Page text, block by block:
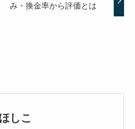
み・換金率から評価とは
しこ